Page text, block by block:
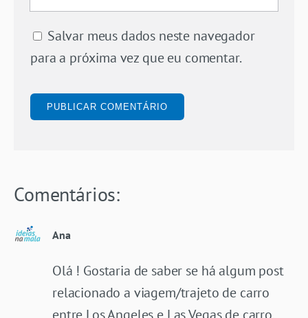
Salvar meus dados neste navegador
para a próxima vez que eu comentar.
Comentários:
Ana
Olá ! Gostaria de saber se há algum post
relacionado a viagem/trajeto de carro